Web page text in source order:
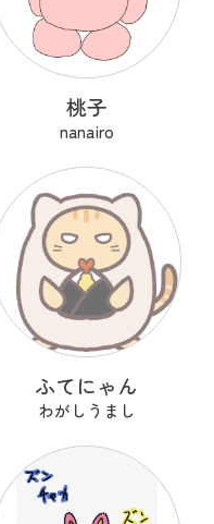
桃子
nanairo
ふてにゃん
わがしうまし